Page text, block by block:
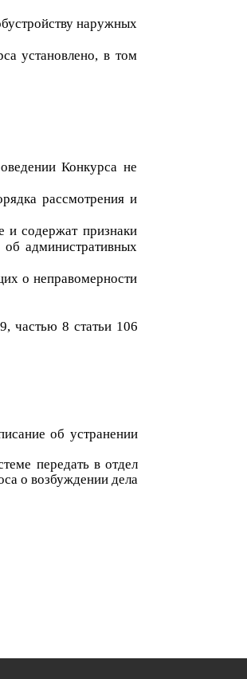
наружных
установлено, в том
Конкурса не
рассмотрения и
и содержат признаки
административных
о неправомерности
, частью 8 статьи 106
об устранении
передать в отдел
о возбуждении дела